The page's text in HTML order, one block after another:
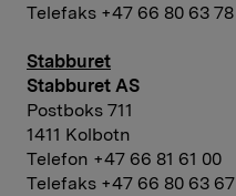
Telefaks +47 66 80 63 78
Stabburet
Stabburet AS
Postboks 711
1411 Kolbotn
Telefon +47 66 81 61 00
Telefaks +47 66 80 63 67